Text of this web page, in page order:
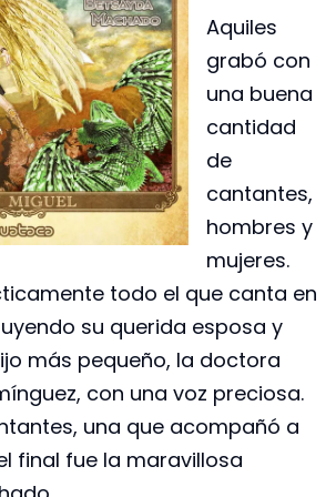
Aquiles
grabó con
una buena
cantidad
de
cantantes,
hombres y
mujeres.
todo el que canta en
su querida esposa y
más pequeño, la doctora
con una voz preciosa.
una que acompañó a
final fue la maravillosa